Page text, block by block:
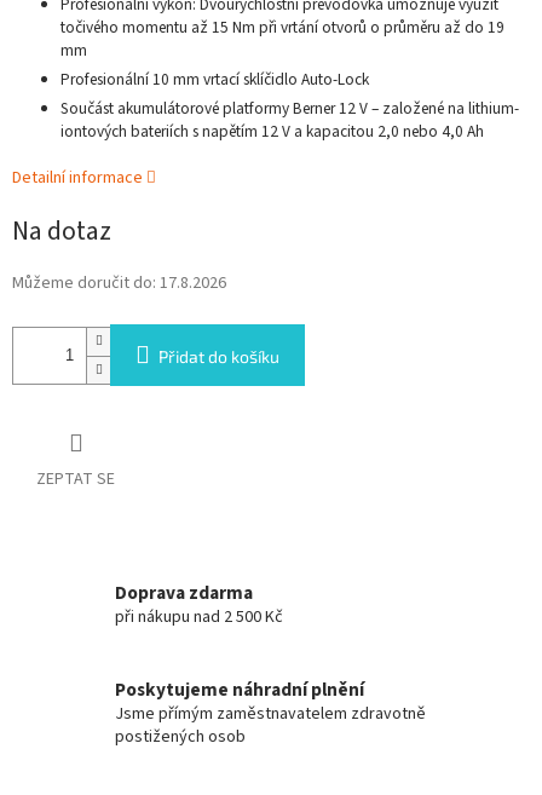
Profesionální výkon: Dvourychlostní převodovka umožňuje využít
točivého momentu až 15 Nm při vrtání otvorů o průměru až do 19
mm
Profesionální 10 mm vrtací sklíčidlo Auto-Lock
Součást akumulátorové platformy Berner 12 V – založené na lithium-
iontových bateriích s napětím 12 V a kapacitou 2,0 nebo 4,0 Ah
Detailní informace
Na dotaz
Můžeme doručit do: 17.8.2026
Přidat do košíku
ZEPTAT SE
Doprava zdarma
při nákupu nad 2 500 Kč
Poskytujeme náhradní plnění
Jsme přímým zaměstnavatelem zdravotně
postižených osob